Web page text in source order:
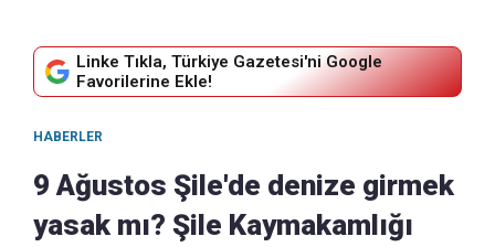
Linke Tıkla, Türkiye Gazetesi'ni Google
Favorilerine Ekle!
HABERLER
9 Ağustos Şile'de denize girmek
yasak mı? Şile Kaymakamlığı